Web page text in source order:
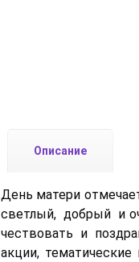
Описание
День матери
светлый, добрый и
чествовать и
акции,